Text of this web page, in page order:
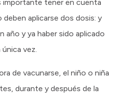
importante tener en cuenta
aplicarse dos dosis: y
año y ya haber sido aplicado
vez.
de vacunarse, el niño o niña
durante y después de la